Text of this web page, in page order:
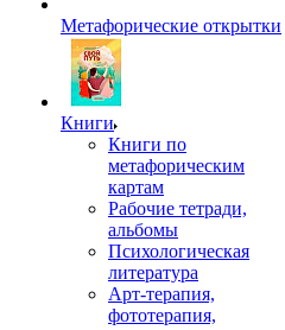
Метафорические открытки
Книги
Книги по
метафорическим
картам
Рабочие тетради,
альбомы
Психологическая
литература
Арт-терапия,
фототерапия,